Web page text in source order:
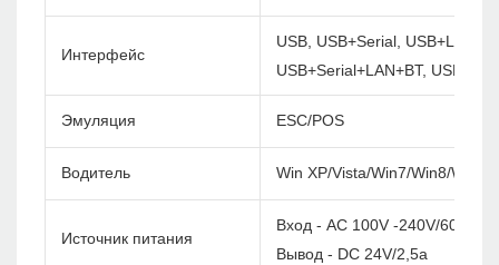
Интерфейс
USB, USB+Serial, USB+LAN,
USB+Serial+LAN+BT,
Эмуляция ESC/POS
Водитель Win XP/Vista/Win7/Win8/
Источник питания
Вход - AC 100V -240V/60 Гц
Вывод - DC 24V/2,5a